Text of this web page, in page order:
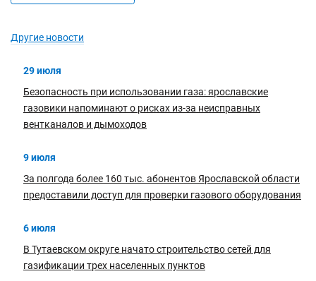
Другие новости
29 июля
Безопасность при использовании газа: ярославские
газовики напоминают о рисках из-за неисправных
вентканалов и дымоходов
9 июля
За полгода более 160 тыс. абонентов Ярославской области
предоставили доступ для проверки газового оборудования
6 июля
В Тутаевском округе начато строительство сетей для
газификации трех населенных пунктов